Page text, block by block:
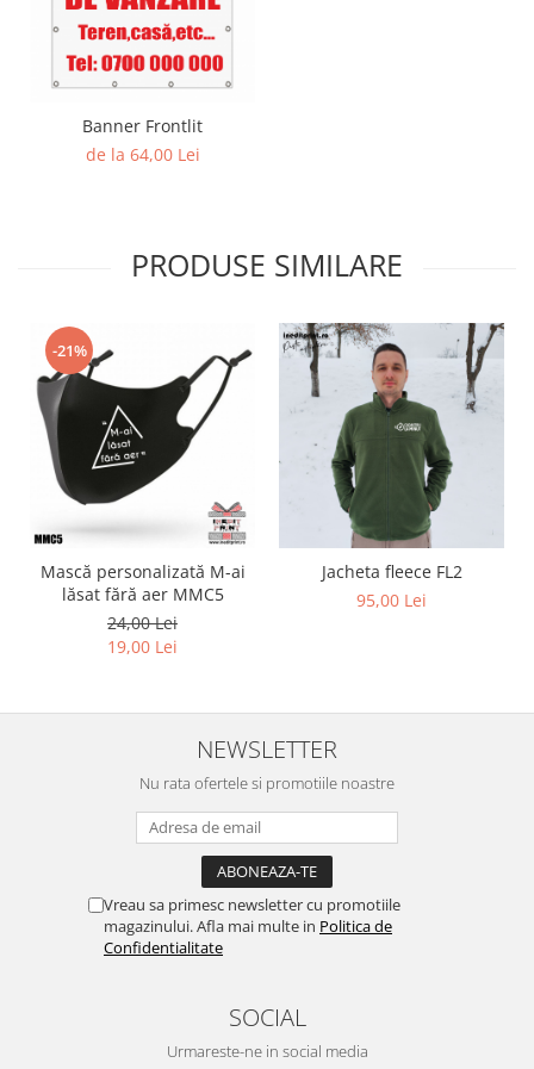
Banner Frontlit
de la 64,00 Lei
PRODUSE SIMILARE
-21%
Mască personalizată M-ai
lăsat fără aer MMC5
24,00 Lei
19,00 Lei
Jacheta fleece FL2
95,00 Lei
NEWSLETTER
Nu rata ofertele si promotiile noastre
Vreau sa primesc newsletter cu promotiile
magazinului. Afla mai multe in Politica de
Confidentialitate
SOCIAL
Urmareste-ne in social media